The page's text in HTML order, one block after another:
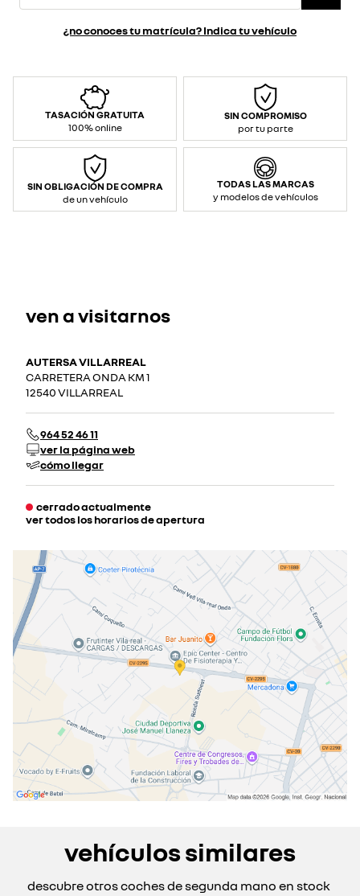
¿no conoces tu matrícula? Indica tu vehículo
TASACIÓN GRATUITA
100% online
SIN COMPROMISO
por tu parte
SIN OBLIGACIÓN DE COMPRA
de un vehículo
TODAS LAS MARCAS
y modelos de vehículos
ven a visitarnos
AUTERSA VILLARREAL
CARRETERA ONDA KM 1
12540 VILLARREAL
964 52 46 11
ver la página web
cómo llegar
cerrado actualmente
ver todos los horarios de apertura
martes
09:00 - 14:00 16:00 - 19:30
miércoles
09:00 - 14:0016:00 - 19:30
jueves
09:00 - 14:00
16:00 - 19:30
viernes
09:00 - 14:00
16:00 - 19:30
sábado
09:30 - 13:30cerrado actualmente
domingo
cerrado actualmente
vehículos similares
descubre otros coches de segunda mano en stock